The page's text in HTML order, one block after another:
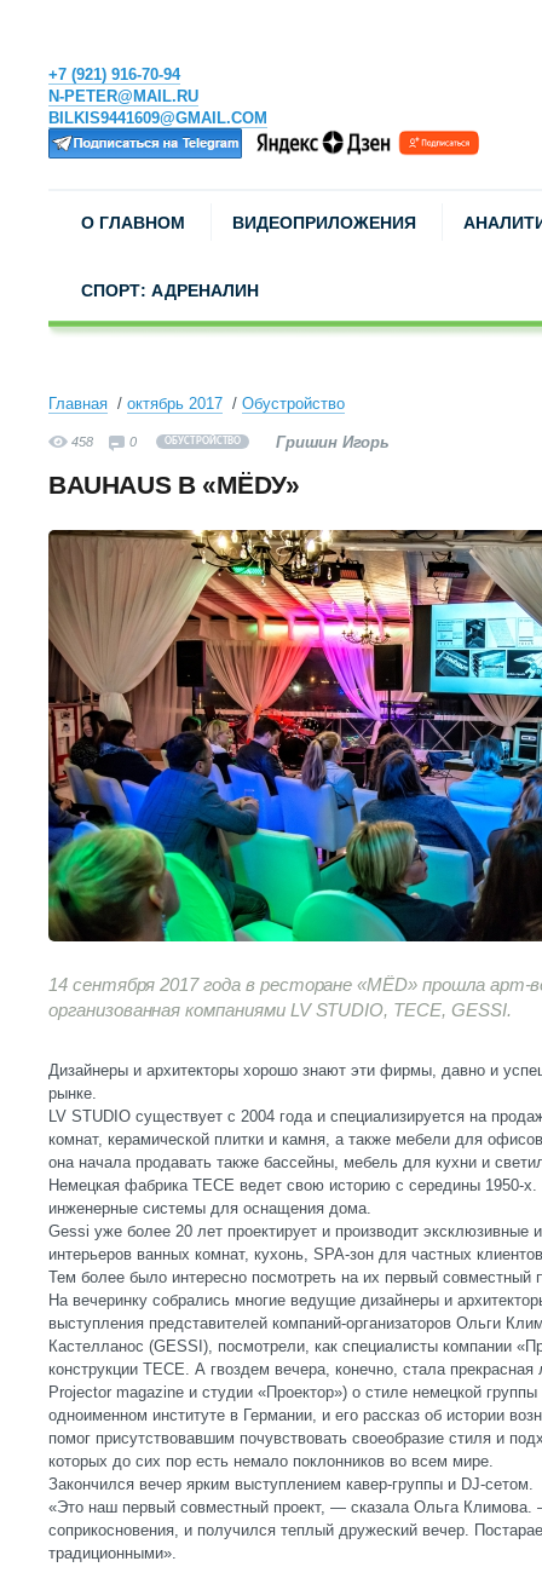
+7 (921) 916-70-94
N-PETER@MAIL.RU
BILKIS9441609@GMAIL.COM
О ГЛАВНОМ ВИДЕОПРИЛОЖЕНИЯ
СПОРТ: АДРЕНАЛИН
Главная октябрь 2017 Обустройство
458 0 ОБУСТРОЙСТВО Гришин Игорь
BAUHAUS В «МЁDУ»
14 сентября 2017 года в ресторане «МЁD» прошла арт-
организованная компаниями LV STUDIO, TECE, GESSI.
Дизайнеры и архитекторы хорошо знают эти фирмы, давно и
рынке.
LV STUDIO существует с 2004 года и специализируется на
комнат, керамической плитки и камня, а также мебели для
она начала продавать также бассейны, мебель для кухни и
Немецкая фабрика ТЕСЕ ведет свою историю с середины 1950-х.
инженерные системы для оснащения дома.
Gessi уже более 20 лет проектирует и производит эксклюзивные
интерьеров ванных комнат, кухонь, SPA-зон для частных
Тем более было интересно посмотреть на их первый совместный
На вечеринку собрались многие ведущие дизайнеры и
выступления представителей компаний-организаторов Ольги
Кастелланос (GESSI), посмотрели, как специалисты компании
конструкции TECE. А гвоздем вечера, конечно, стала
Projector magazine и студии «Проектор») о стиле немецкой
одноименном институте в Германии, и его рассказ об истории
помог присутствовавшим почувствовать своеобразие стиля и
которых до сих пор есть немало поклонников во всем мире.
Закончился вечер ярким выступлением кавер-группы и DJ-сетом.
«Это наш первый совместный проект, — сказала Ольга
соприкосновения, и получился теплый дружеский вечер.
традиционными».